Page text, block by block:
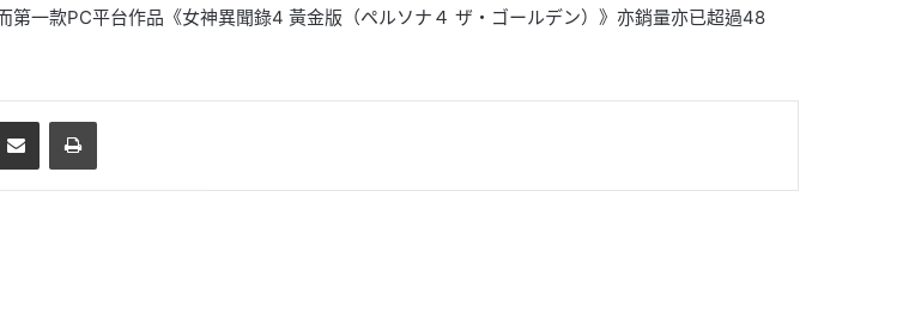
一款PC平台作品《女神異聞錄4 黃金版（ペルソナ４ ザ・ゴールデン）》亦銷量亦已超過48
Share via Email Print